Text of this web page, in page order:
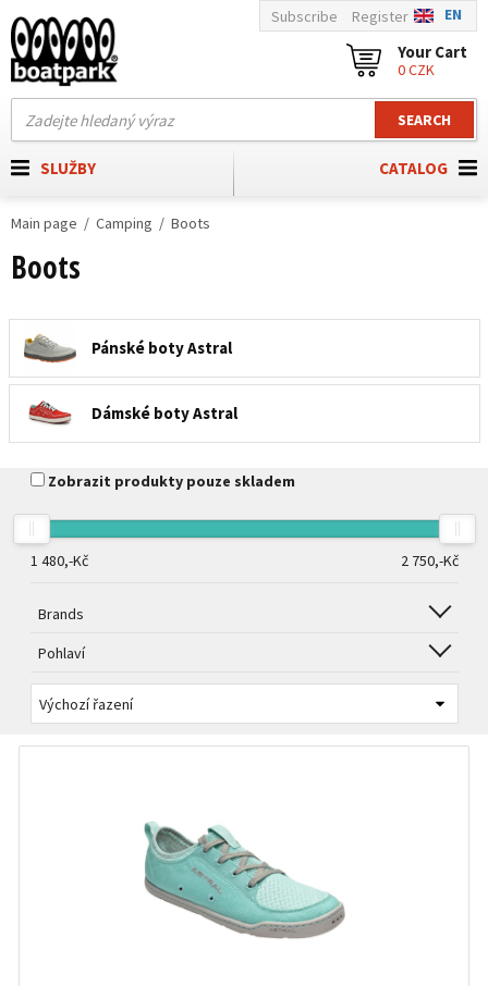
SEARCH
Subscribe Register EN
Your Cart
0 CZK
CATALOG
SLUŽBY
Main page Camping Boots
Boots
Pánské boty Astral
Dámské boty Astral
Zobrazit produkty pouze skladem
1 480,-Kč 2 750,-Kč
Brands
Pohlaví